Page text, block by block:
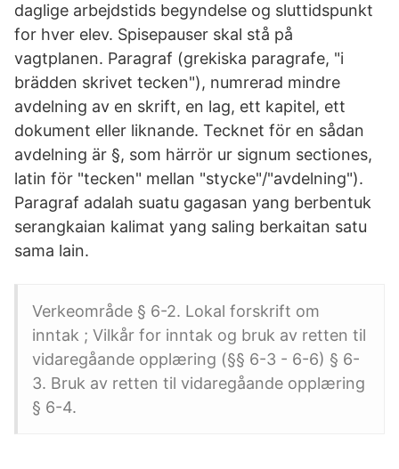
daglige arbejdstids begyndelse og sluttidspunkt
for hver elev. Spisepauser skal stå på
vagtplanen. Paragraf (grekiska paragrafe, "i
brädden skrivet tecken"), numrerad mindre
avdelning av en skrift, en lag, ett kapitel, ett
dokument eller liknande. Tecknet för en sådan
avdelning är §, som härrör ur signum sectiones,
latin för "tecken" mellan "stycke"/"avdelning").
Paragraf adalah suatu gagasan yang berbentuk
serangkaian kalimat yang saling berkaitan satu
sama lain.
Verkeområde § 6-2. Lokal forskrift om
inntak ; Vilkår for inntak og bruk av retten til
vidaregåande opplæring (§§ 6-3 - 6-6) § 6-
3. Bruk av retten til vidaregåande opplæring
§ 6-4.